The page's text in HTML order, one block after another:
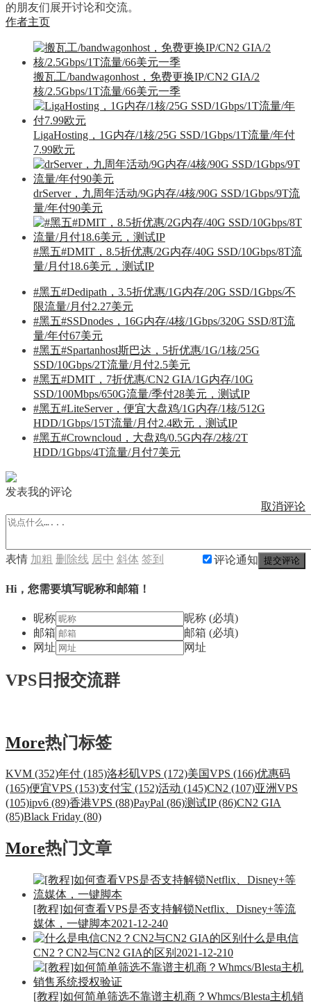
的朋友们展开讨论和交流。
作者主页
搬瓦工/bandwagonhost，免费更换IP/CN2 GIA/2
核/2.5Gbps/1T流量/66美元一季
LigaHosting，1G内存/1核/25G SSD/1Gbps/1T流量/年付
7.99欧元
drServer，九周年活动/9G内存/4核/90G SSD/1Gbps/9T流
量/年付90美元
#黑五#DMIT，8.5折优惠/2G内存/40G SSD/10Gbps/8T流
量/月付18.6美元，测试IP
#黑五#Dedipath，3.5折优惠/1G内存/20G SSD/1Gbps/不
限流量/月付2.27美元
#黑五#SSDnodes，16G内存/4核/1Gbps/320G SSD/8T流
量/年付67美元
#黑五#Spartanhost斯巴达，5折优惠/1G/1核/25G
SSD/10Gbps/2T流量/月付2.5美元
#黑五#DMIT，7折优惠/CN2 GIA/1G内存/10G
SSD/100Mbps/650G流量/季付28美元，测试IP
#黑五#LiteServer，便宜大盘鸡/1G内存/1核/512G
HDD/1Gbps/15T流量/月付2.4欧元，测试IP
#黑五#Crowncloud，大盘鸡/0.5G内存/2核/2T
HDD/1Gbps/4T流量/月付7美元
发表我的评论
取消评论
提交评论
评论通知
表情 加粗 删除线 居中 斜体 签到
Hi，您需要填写昵称和邮箱！
昵称
昵称 (必填)
邮箱
邮箱 (必填)
网址
网址
VPS日报交流群
More热门标签
KVM (352)年付 (185)洛杉矶VPS (172)美国VPS (166)优惠码
(165)便宜VPS (153)支付宝 (152)活动 (145)CN2 (107)亚洲VPS
(105)ipv6 (89)香港VPS (88)PayPal (86)测试IP (86)CN2 GIA
(85)Black Friday (80)
More热门文章
[教程]如何查看VPS是否支持解锁Netflix、Disney+等流
媒体，一键脚本2021-12-240
什么是电信
CN2？CN2与CN2 GIA的区别 2021-12-210
[教程]如何简单筛选不靠谱主机商？Whmcs/Blesta主机销